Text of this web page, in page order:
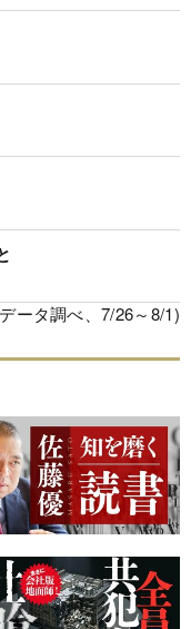
ータ調べ、7/26～8/1)